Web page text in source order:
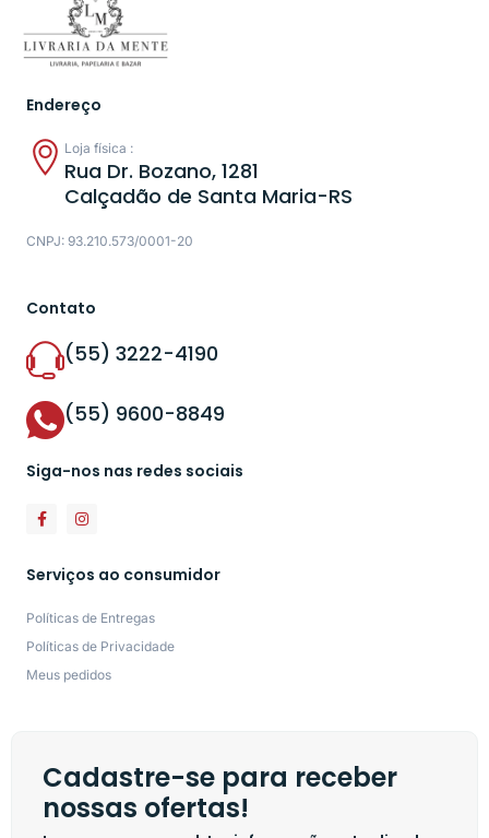
Endereço
Loja física :
Rua Dr. Bozano, 1281
Calçadão de Santa Maria-RS
CNPJ: 93.210.573/0001-20
Contato
(55) 3222-4190
(55) 9600-8849
Siga-nos nas redes sociais
Serviços ao consumidor
Políticas de Entregas
Políticas de Privacidade
Meus pedidos
Cadastre-se para receber
nossas ofertas!